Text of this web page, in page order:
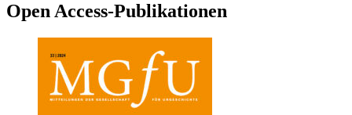
Open Access-Publikationen